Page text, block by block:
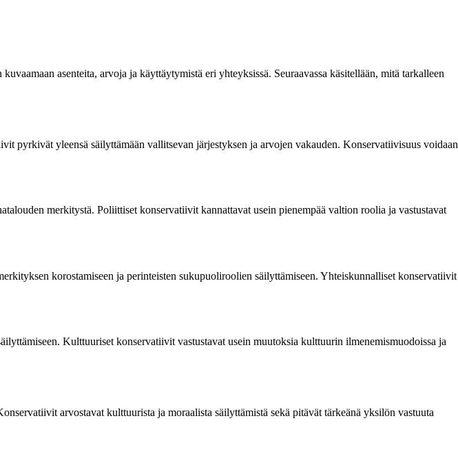
asenteita, arvoja ja käyttäytymistä eri yhteyksissä. Seuraavassa käsitellään, mitä tarkalleen
pyrkivät yleensä säilyttämään vallitsevan järjestyksen ja arvojen vakauden. Konservatiivisuus voidaan
merkitystä. Poliittiset konservatiivit kannattavat usein pienempää valtion roolia ja vastustavat
korostamiseen ja perinteisten sukupuoliroolien säilyttämiseen. Yhteiskunnalliset konservatiivit
Kulttuuriset konservatiivit vastustavat usein muutoksia kulttuurin ilmenemismuodoissa ja
arvostavat kulttuurista ja moraalista säilyttämistä sekä pitävät tärkeänä yksilön vastuuta